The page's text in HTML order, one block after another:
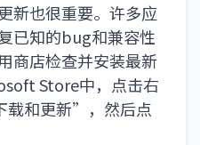
新也很重要。许多应
已知的bug和兼容性
商店检查并安装最新
Store中，点击右
和更新”，然后点